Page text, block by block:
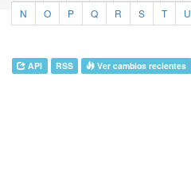
N
O P Q R S T U
API RSS Ver cambios recientes